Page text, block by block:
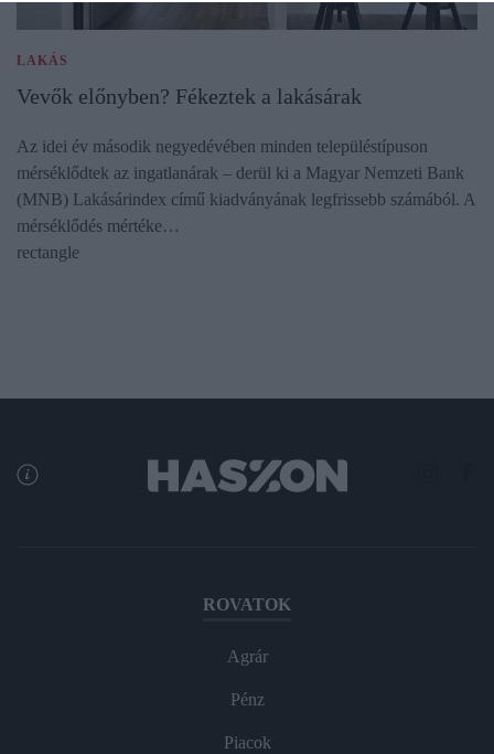
LAKÁS
Vevők előnyben? Fékeztek a lakásárak
Az idei év második negyedévében minden településtípuson
mérséklődtek az ingatlanárak – derül ki a Magyar Nemzeti Bank
(MNB) Lakásárindex című kiadványának legfrissebb számából. A
mérséklődés mértéke…
rectangle
ROVATOK
Agrár
Pénz
Piacok